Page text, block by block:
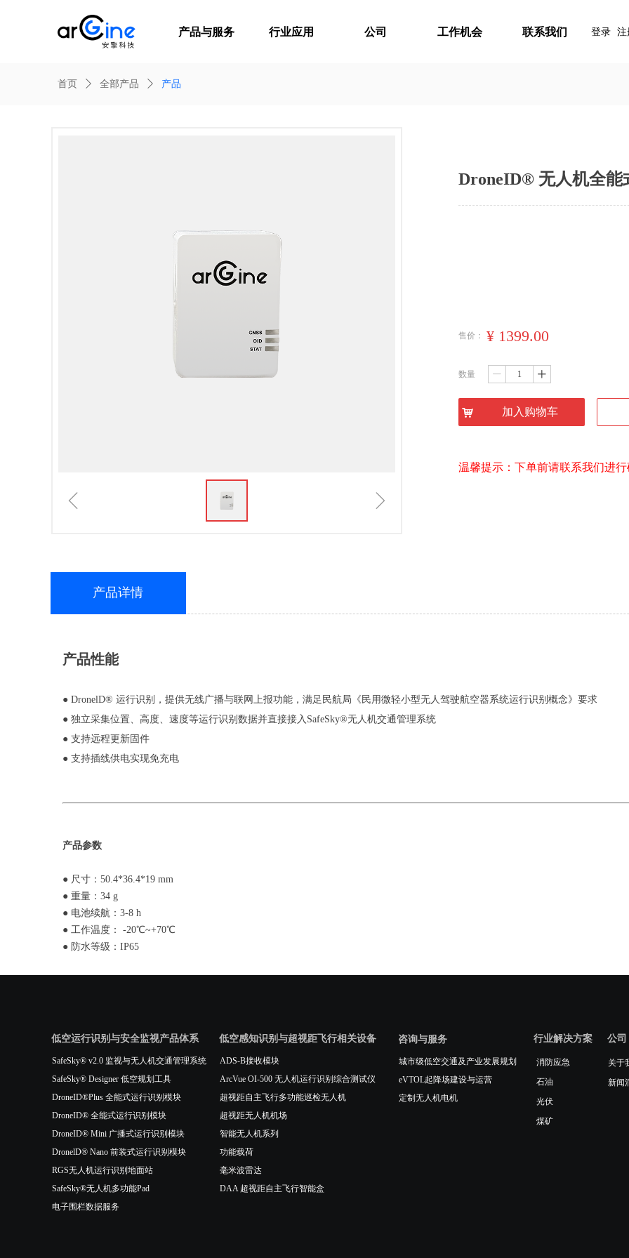
产品与服务 行业应用 公司 工作机会 联系我们 登录 注
首页 ꄲ 全部产品 ꄲ 产品
ꁆ ꁇ
DroneID® 无人机全能
数量 ꄷ ꄸ
낙 加入购物车
售价： ¥ 1399.00
温馨提示：下单前请联系我们进
产品性能
● DronelD® 运行识别，提供无线广播与联网上报功能，满足民航局《民用微轻小型无人驾驶航空器系统运行识别概念》要求
● 独立采集位置、高度、速度等运行识别数据并直接接入SafeSky®无人机交通管理系统
● 支持远程更新固件
● 支持插线供电实现免充电
产品参数
● 尺寸：50.4*36.4*19 mm
● 重量：34 g
● 电池续航：3-8 h
● 工作温度： -20℃~+70℃
● 防水等级：IP65
产品详情
低空运行识别与安全监视产品体系
SafeSky® v2.0 监视与无人机交通管理系统
SafeSky® Designer 低空规划工具
DroneID®Plus 全能式运行识别模块
DroneID® 全能式运行识别模块
DroneID® Mini 广播式运行识别模块
DronelD® Nano 前装式运行识别模块
RGS无人机运行识别地面站
SafeSky®无人机多功能Pad
电子围栏数据服务
ADS-B接收模块
ArcVue OI-500 无人机运行识别综合测试仪
超视距自主飞行多功能巡检无人机
超视距无人机机场
智能无人机系列
功能载荷
毫米波雷达
DAA 超视距自主飞行智能盒
低空感知识别与超视距飞行相关设备 咨询与服务
城市级低空交通及产业发展规划
eVTOL起降场建设与运营
定制无人机电机
消防应急
石油
光伏
煤矿
行业解决方案 公司
关于
新闻